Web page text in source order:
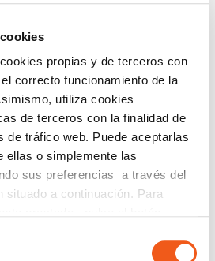
propias y de terceros con
correcto funcionamiento de la
utiliza cookies
de terceros con la finalidad de
de tráfico web. Puede aceptarlas
ellas o simplemente las
sus preferencias a través del
situado a continuación. Para
de cookies
política de cookies